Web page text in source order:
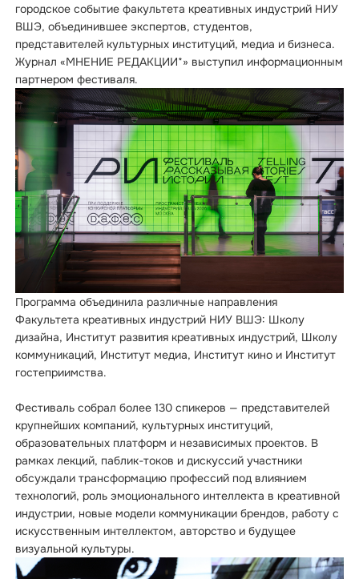
городское событие факультета креативных индустрий НИУ
ВШЭ, объединившее экспертов, студентов,
представителей культурных институций, медиа и бизнеса.
Журнал «МНЕНИЕ РЕДАКЦИИ*» выступил информационным
партнером фестиваля.
Программа объединила различные направления
Факультета креативных индустрий НИУ ВШЭ: Школу
дизайна, Институт развития креативных индустрий, Школу
коммуникаций, Институт медиа, Институт кино и Институт
гостеприимства.
Фестиваль собрал более 130 спикеров — представителей
крупнейших компаний, культурных институций,
образовательных платформ и независимых проектов. В
рамках лекций, паблик-токов и дискуссий участники
обсуждали трансформацию профессий под влиянием
технологий, роль эмоционального интеллекта в креативной
индустрии, новые модели коммуникации брендов, работу с
искусственным интеллектом, авторство и будущее
визуальной культуры.